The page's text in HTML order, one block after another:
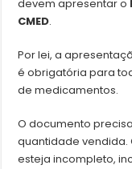
devem apresentar o
CMED.
Por lei, a
é obrigatória para
de medicamentos.
O documento
quantidade vendida.
esteja incompleto,